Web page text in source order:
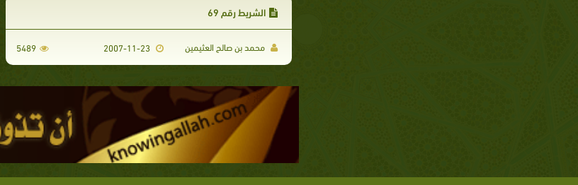
الشريط رقم 69
محمد بن صالح العثيمين 5489